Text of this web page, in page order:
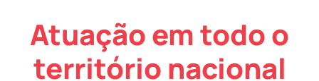
Atuação em todo o
território nacional